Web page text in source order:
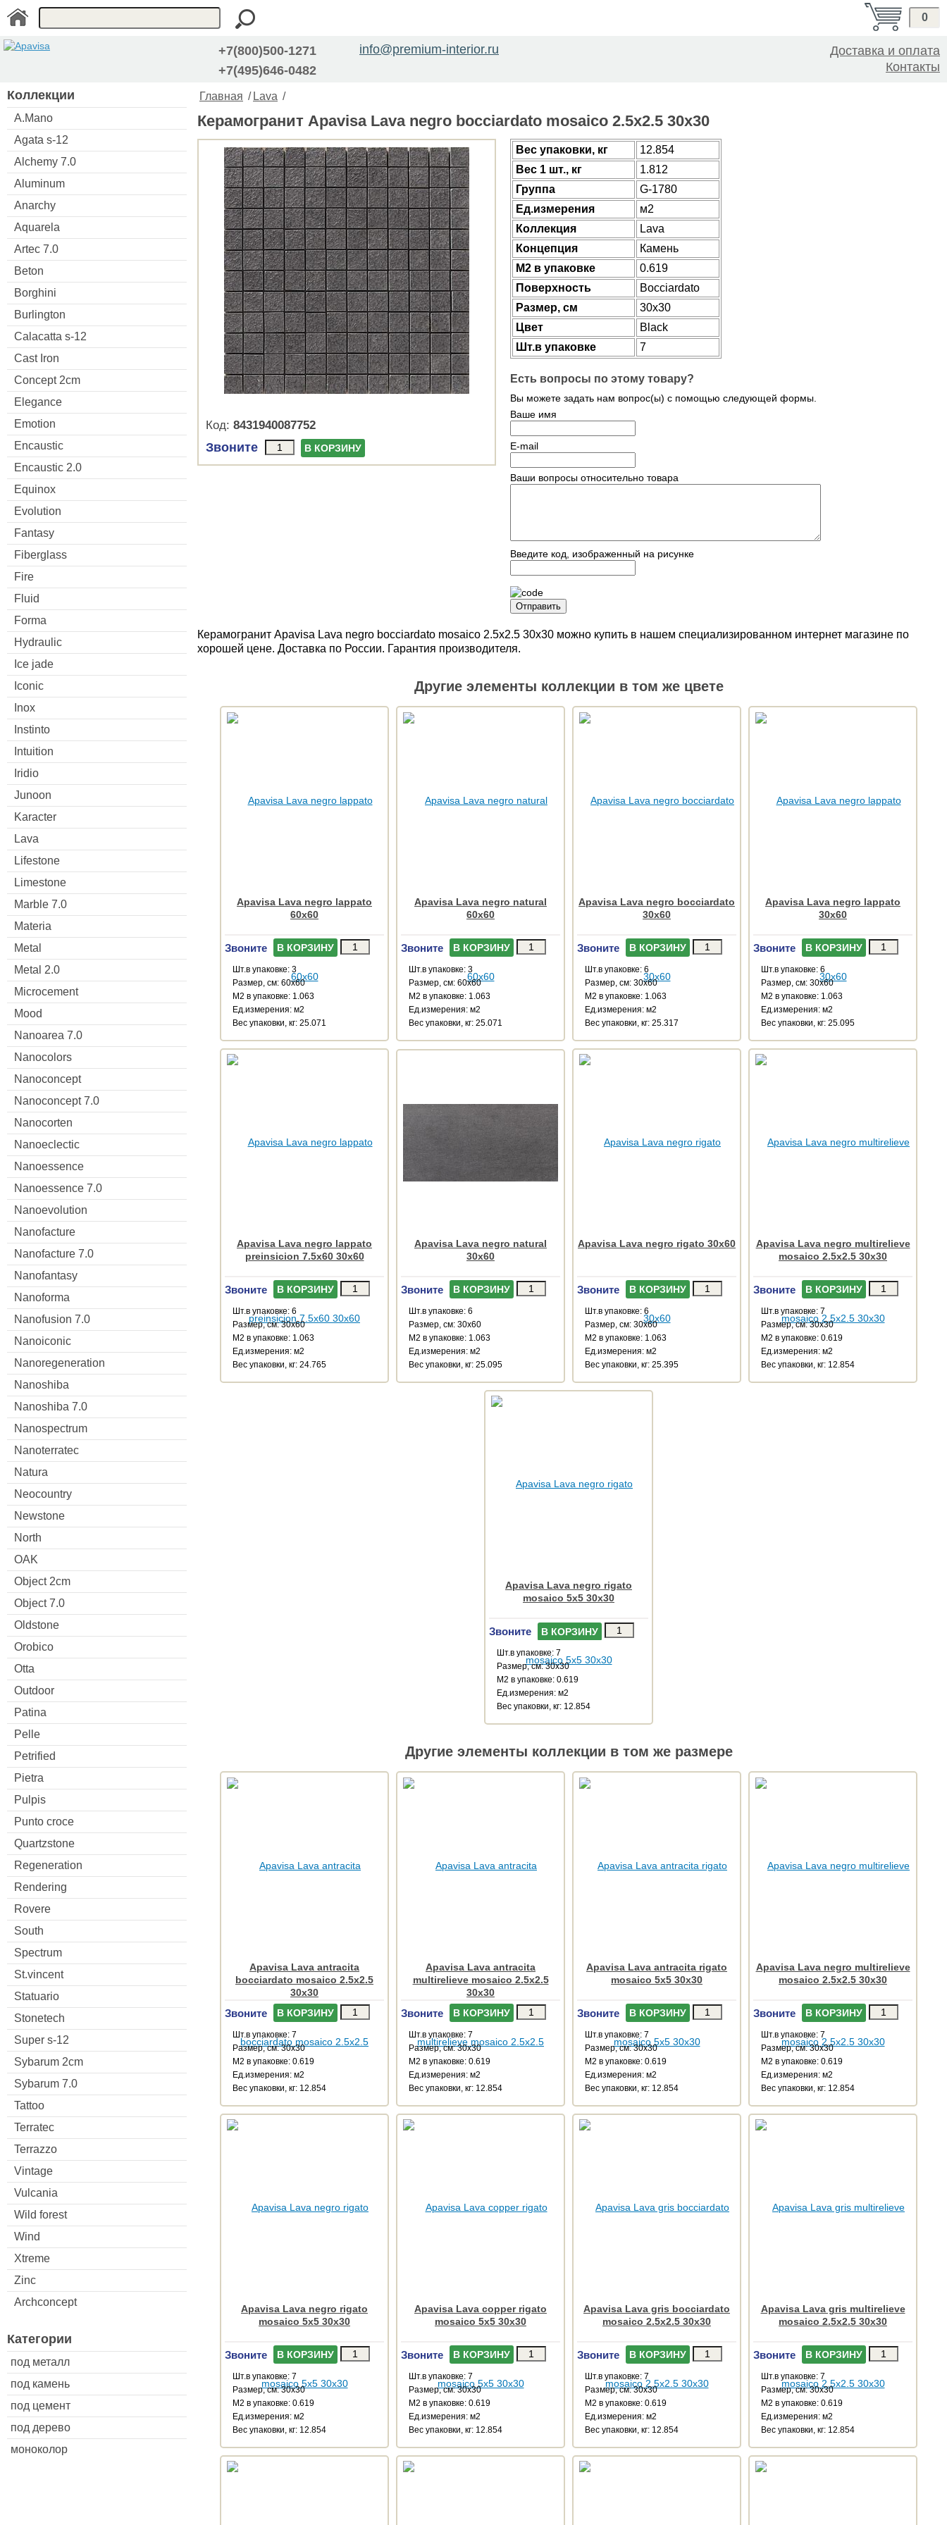
0
+7(800)500-1271
+7(495)646-0482
info@premium-interior.ru
Доставка и оплата
Контакты
Коллекции
A.Mano
Agata s-12
Alchemy 7.0
Aluminum
Anarchy
Aquarela
Artec 7.0
Beton
Borghini
Burlington
Calacatta s-12
Cast Iron
Concept 2cm
Elegance
Emotion
Encaustic
Encaustic 2.0
Equinox
Evolution
Fantasy
Fiberglass
Fire
Fluid
Forma
Hydraulic
Ice jade
Iconic
Inox
Instinto
Intuition
Iridio
Junoon
Karacter
Lava
Lifestone
Limestone
Marble 7.0
Materia
Metal
Metal 2.0
Microcement
Mood
Nanoarea 7.0
Nanocolors
Nanoconcept
Nanoconcept 7.0
Nanocorten
Nanoeclectic
Nanoessence
Nanoessence 7.0
Nanoevolution
Nanofacture
Nanofacture 7.0
Nanofantasy
Nanoforma
Nanofusion 7.0
Nanoiconic
Nanoregeneration
Nanoshiba
Nanoshiba 7.0
Nanospectrum
Nanoterratec
Natura
Neocountry
Newstone
North
OAK
Object 2cm
Object 7.0
Oldstone
Orobico
Otta
Outdoor
Patina
Pelle
Petrified
Pietra
Pulpis
Punto croce
Quartzstone
Regeneration
Rendering
Rovere
South
Spectrum
St.vincent
Statuario
Stonetech
Super s-12
Sybarum 2cm
Sybarum 7.0
Tattoo
Terratec
Terrazzo
Vintage
Vulcania
Wild forest
Wind
Xtreme
Zinc
Archconcept
Категории
под металл
под камень
под цемент
под дерево
моноколор
Главная / Lava /
Керамогранит Apavisa Lava negro bocciardato mosaico 2.5x2.5 30x30
Код: 8431940087752
Звоните В КОРЗИНУ
Веc упаковки, кг
12.854
Вес 1 шт., кг
1.812
Группа
G-1780
Ед.измерения
м2
Коллекция
Lava
Концепция
Камень
М2 в упаковке
0.619
Поверхность
Bocciardato
Размер, см
30x30
Цвет
Black
Шт.в упаковке
7
Есть вопросы по этому товару?
Вы можете задать нам вопрос(ы) с помощью следующей формы.
Ваше имя
E-mail
Ваши вопросы относительно товара
Введите код, изображенный на рисунке
Отправить
Керамогранит Apavisa Lava negro bocciardato mosaico 2.5x2.5 30x30 можно купить в нашем специализированном интернет магазине по
хорошей цене. Доставка по России. Гарантия производителя.
Другие элементы коллекции в том же цвете
Apavisa Lava negro lappato
60x60
Звоните В КОРЗИНУ
Шт.в упаковке: 3
Размер, см: 60x60
М2 в упаковке: 1.063
Ед.измерения: м2
Веc упаковки, кг: 25.071
Apavisa Lava negro natural
60x60
Звоните В КОРЗИНУ
Шт.в упаковке: 3
Размер, см: 60x60
М2 в упаковке: 1.063
Ед.измерения: м2
Веc упаковки, кг: 25.071
Apavisa Lava negro bocciardato
30x60
Звоните В КОРЗИНУ
Шт.в упаковке: 6
Размер, см: 30x60
М2 в упаковке: 1.063
Ед.измерения: м2
Веc упаковки, кг: 25.317
Apavisa Lava negro lappato
30x60
Звоните В КОРЗИНУ
Шт.в упаковке: 6
Размер, см: 30x60
М2 в упаковке: 1.063
Ед.измерения: м2
Веc упаковки, кг: 25.095
Apavisa Lava negro lappato
preinsicion 7.5x60 30x60
Звоните В КОРЗИНУ
Шт.в упаковке: 6
Размер, см: 30x60
М2 в упаковке: 1.063
Ед.измерения: м2
Веc упаковки, кг: 24.765
Apavisa Lava negro natural
30x60
Звоните В КОРЗИНУ
Шт.в упаковке: 6
Размер, см: 30x60
М2 в упаковке: 1.063
Ед.измерения: м2
Веc упаковки, кг: 25.095
Apavisa Lava negro rigato 30x60
Звоните В КОРЗИНУ
Шт.в упаковке: 6
Размер, см: 30x60
М2 в упаковке: 1.063
Ед.измерения: м2
Веc упаковки, кг: 25.395
Apavisa Lava negro multirelieve
mosaico 2.5x2.5 30x30
Звоните В КОРЗИНУ
Шт.в упаковке: 7
Размер, см: 30x30
М2 в упаковке: 0.619
Ед.измерения: м2
Веc упаковки, кг: 12.854
Apavisa Lava negro rigato
mosaico 5x5 30x30
Звоните В КОРЗИНУ
Шт.в упаковке: 7
Размер, см: 30x30
М2 в упаковке: 0.619
Ед.измерения: м2
Веc упаковки, кг: 12.854
Другие элементы коллекции в том же размере
Apavisa Lava antracita
bocciardato mosaico 2.5x2.5
30x30
Звоните В КОРЗИНУ
Шт.в упаковке: 7
Размер, см: 30x30
М2 в упаковке: 0.619
Ед.измерения: м2
Веc упаковки, кг: 12.854
Apavisa Lava antracita
multirelieve mosaico 2.5x2.5
30x30
Звоните В КОРЗИНУ
Шт.в упаковке: 7
Размер, см: 30x30
М2 в упаковке: 0.619
Ед.измерения: м2
Веc упаковки, кг: 12.854
Apavisa Lava antracita rigato
mosaico 5x5 30x30
Звоните В КОРЗИНУ
Шт.в упаковке: 7
Размер, см: 30x30
М2 в упаковке: 0.619
Ед.измерения: м2
Веc упаковки, кг: 12.854
Apavisa Lava negro multirelieve
mosaico 2.5x2.5 30x30
Звоните В КОРЗИНУ
Шт.в упаковке: 7
Размер, см: 30x30
М2 в упаковке: 0.619
Ед.измерения: м2
Веc упаковки, кг: 12.854
Apavisa Lava negro rigato
mosaico 5x5 30x30
Звоните В КОРЗИНУ
Шт.в упаковке: 7
Размер, см: 30x30
М2 в упаковке: 0.619
Ед.измерения: м2
Веc упаковки, кг: 12.854
Apavisa Lava copper rigato
mosaico 5x5 30x30
Звоните В КОРЗИНУ
Шт.в упаковке: 7
Размер, см: 30x30
М2 в упаковке: 0.619
Ед.измерения: м2
Веc упаковки, кг: 12.854
Apavisa Lava gris bocciardato
mosaico 2.5x2.5 30x30
Звоните В КОРЗИНУ
Шт.в упаковке: 7
Размер, см: 30x30
М2 в упаковке: 0.619
Ед.измерения: м2
Веc упаковки, кг: 12.854
Apavisa Lava gris multirelieve
mosaico 2.5x2.5 30x30
Звоните В КОРЗИНУ
Шт.в упаковке: 7
Размер, см: 30x30
М2 в упаковке: 0.619
Ед.измерения: м2
Веc упаковки, кг: 12.854